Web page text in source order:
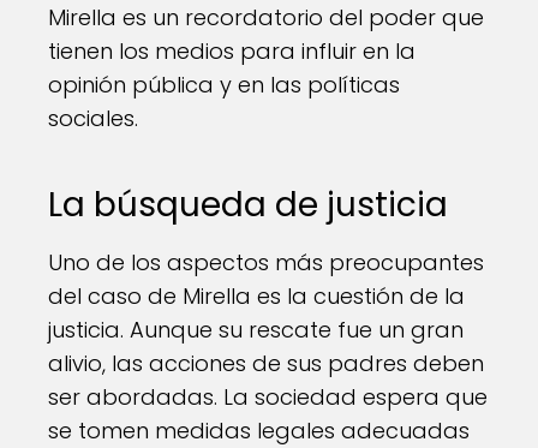
Mirella es un recordatorio del poder que
tienen los medios para influir en la
opinión pública y en las políticas
sociales.
La búsqueda de justicia
Uno de los aspectos más preocupantes
del caso de Mirella es la cuestión de la
justicia. Aunque su rescate fue un gran
alivio, las acciones de sus padres deben
ser abordadas. La sociedad espera que
se tomen medidas legales adecuadas